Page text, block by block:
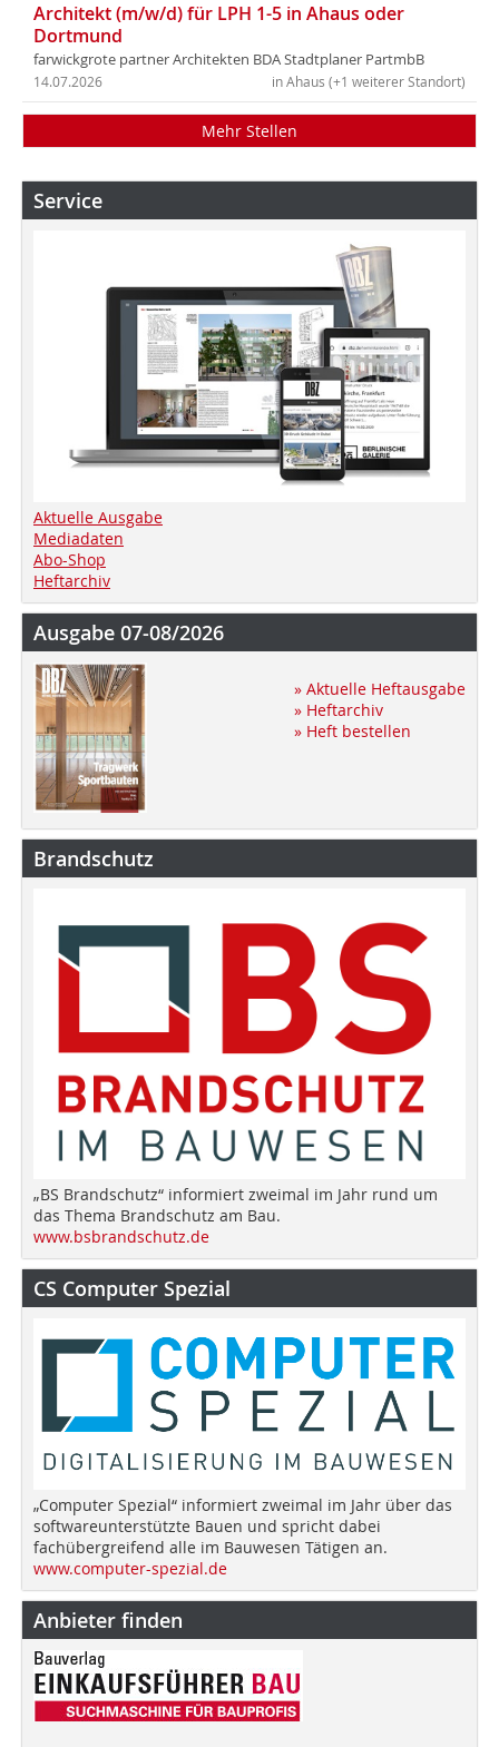
Architekt (m/w/d) für LPH 1-5 in Ahaus oder
Dortmund
farwickgrote partner Architekten BDA Stadtplaner PartmbB
in Ahaus (+1 weiterer Standort)
14.07.2026
Mehr Stellen
Service
Aktuelle Ausgabe
Mediadaten
Abo-Shop
Heftarchiv
Ausgabe 07-08/2026
» Aktuelle Heftausgabe
» Heftarchiv
» Heft bestellen
Brandschutz
„BS Brandschutz“ informiert zweimal im Jahr rund um
das Thema Brandschutz am Bau.
www.bsbrandschutz.de
CS Computer Spezial
„Computer Spezial“ informiert zweimal im Jahr über das
softwareunterstützte Bauen und spricht dabei
fachübergreifend alle im Bauwesen Tätigen an.
www.computer-spezial.de
Anbieter finden